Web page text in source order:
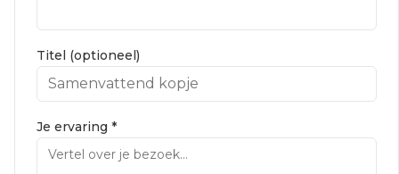
Titel (optioneel)
Je ervaring *